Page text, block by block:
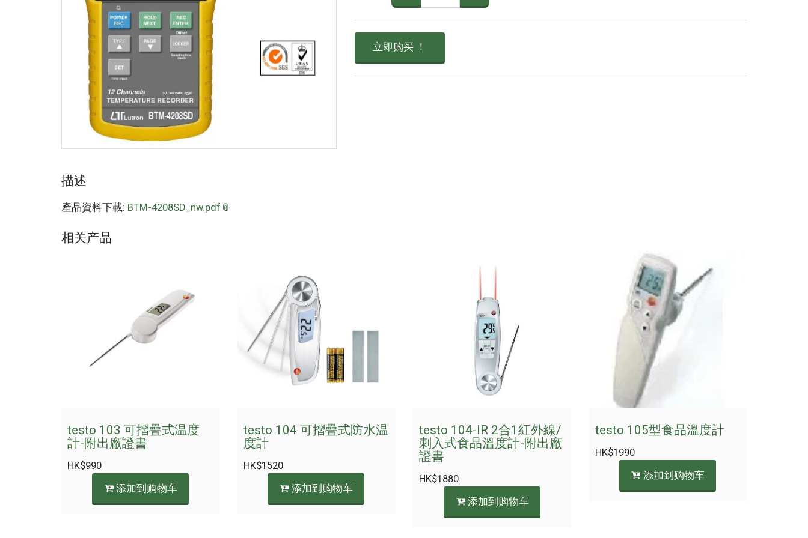
立即购买 ！
描述
產品資料下載: BTM-4208SD_nw.pdf
相关产品
testo 103 可摺疊式温度
計-附出廠證書
HK$990
添加到购物车
testo 104 可摺疊式防水温
度計
HK$1520
添加到购物车
testo 104-IR 2合1紅外線/
刺入式食品溫度計-附出廠
證書
HK$1880
添加到购物车
testo 105型食品溫度計
HK$1990
添加到购物车